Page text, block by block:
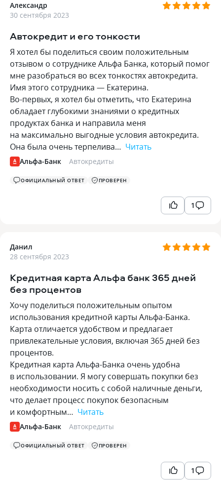
Александр
30 сентября 2023
Автокредит и его тонкости
Я хотел бы поделиться своим положительным
отзывом о сотруднике Альфа Банка, который помог
мне разобраться во всех тонкостях автокредита.
Имя этого сотрудника — Екатерина.
Во-первых, я хотел бы отметить, что Екатерина
обладает глубокими знаниями о кредитных
продуктах банка и направила меня
на максимально выгодные условия автокредита.
Она была очень терпелива… Читать
Альфа-Банк Автокредиты
ОФИЦИАЛЬНЫЙ ОТВЕТ ПРОВЕРЕН
1
Данил
28 сентября 2023
Кредитная карта Альфа банк 365 дней
без процентов
Хочу поделиться положительным опытом
использования кредитной карты Альфа-Банка.
Карта отличается удобством и предлагает
привлекательные условия, включая 365 дней без
процентов.
Кредитная карта Альфа-Банка очень удобна
в использовании. Я могу совершать покупки без
необходимости носить с собой наличные деньги,
что делает процесс покупок безопасным
и комфортным… Читать
Альфа-Банк Автокредиты
ОФИЦИАЛЬНЫЙ ОТВЕТ ПРОВЕРЕН
1